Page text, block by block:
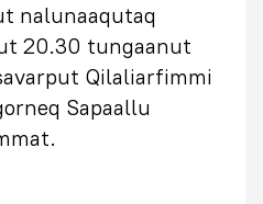
nalunaaqutaq
20.30 tungaanut
Qilaliarfimmi
Sapaallu